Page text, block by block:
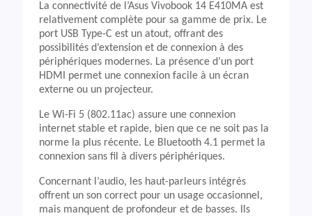
La connectivité de l’Asus Vivobook 14 E410MA est
relativement complète pour sa gamme de prix. Le
port USB Type-C est un atout, offrant des
possibilités d’extension et de connexion à des
périphériques modernes. La présence d’un port
HDMI permet une connexion facile à un écran
externe ou un projecteur.
Le Wi-Fi 5 (802.11ac) assure une connexion
internet stable et rapide, bien que ce ne soit pas la
norme la plus récente. Le Bluetooth 4.1 permet la
connexion sans fil à divers périphériques.
Concernant l’audio, les haut-parleurs intégrés
offrent un son correct pour un usage occasionnel,
mais manquent de profondeur et de basses. Ils